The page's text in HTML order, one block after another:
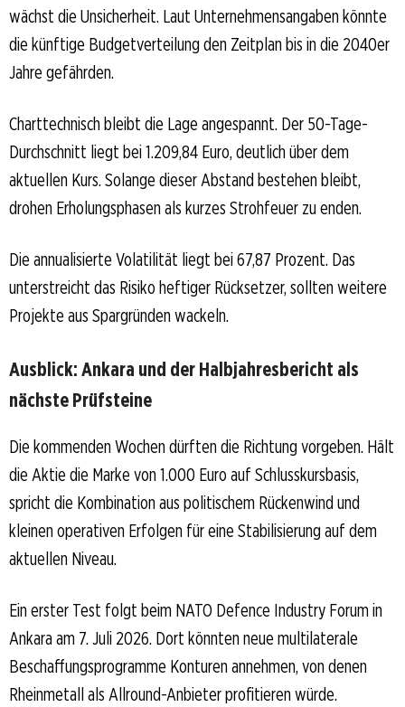
wächst die Unsicherheit. Laut Unternehmensangaben könnte
die künftige Budgetverteilung den Zeitplan bis in die 2040er
Jahre gefährden.
Charttechnisch bleibt die Lage angespannt. Der 50-Tage-
Durchschnitt liegt bei 1.209,84 Euro, deutlich über dem
aktuellen Kurs. Solange dieser Abstand bestehen bleibt,
drohen Erholungsphasen als kurzes Strohfeuer zu enden.
Die annualisierte Volatilität liegt bei 67,87 Prozent. Das
unterstreicht das Risiko heftiger Rücksetzer, sollten weitere
Projekte aus Spargründen wackeln.
Ausblick: Ankara und der Halbjahresbericht als
nächste Prüfsteine
Die kommenden Wochen dürften die Richtung vorgeben. Hält
die Aktie die Marke von 1.000 Euro auf Schlusskursbasis,
spricht die Kombination aus politischem Rückenwind und
kleinen operativen Erfolgen für eine Stabilisierung auf dem
aktuellen Niveau.
Ein erster Test folgt beim NATO Defence Industry Forum in
Ankara am 7. Juli 2026. Dort könnten neue multilaterale
Beschaffungsprogramme Konturen annehmen, von denen
Rheinmetall als Allround-Anbieter profitieren würde.